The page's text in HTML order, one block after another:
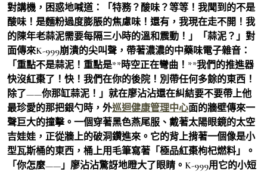
對講機，困惑地喊道：「特務？酸味？等等！我聞到的不是
酸味！是麵粉過度膨脹的焦慮味！還有，我現在走不開！我
的陳年老蒜泥需要每隔三小時的溫和震動！」「蒜泥？」對
面傳來K-999崩潰的尖叫聲，帶著濃濃的中藥味電子雜音：
「重點不是蒜泥！重點是**時空正在彎曲！**我們的推進器
快沒紅棗了！快！我們在你的後院！別帶任何多餘的東西！
除了——你那缸蒜泥！」就在廖沾沾還在糾結要不要帶上他
最珍愛的那把銀勺時，外巡迴健康管理中心面的牆壁傳來一
聲巨大的撞擊。一個穿著黑色燕尾服、戴著太陽眼鏡的太空
吉娃娃，正從牆上的破洞鑽進來。它的背上揹著一個像是小
型瓦斯桶的東西，桶上用毛筆寫著「極品紅棗枸杞燃料」。
「你怎麼——」廖沾沾驚訝地瞪大了眼睛。K-999用它的小短